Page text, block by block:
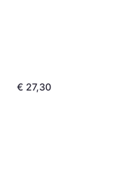
€ 27,30